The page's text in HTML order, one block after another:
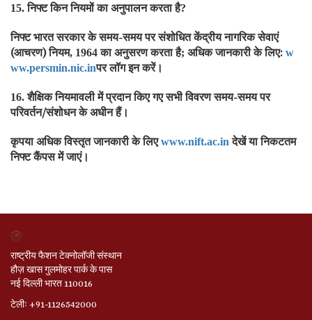
15.निफ्ट किन नियमों का अनुपालन करता है?
निफ्ट भारत सरकार के समय-समय पर संशोधित केंद्रीय नागरिक सेवाएं
(आचरण) नियम, 1964का अनुसरण करता है; अधिक जानकारी के लिए: w
ww.persmin.nic.inपर लॉग इन करें।
16.शैक्षिक नियमावली में प्रदान किए गए सभी विवरण समय-समय पर
परिवर्तन/संशोधन के अधीन हैं।
कृपया अधिक विस्तृत जानकारी के लिएwww.nift.ac.in देखें या निकटतम
निफ्ट कैंपस में जाएं।
राष्ट्रीय फैशन टेक्नोलॉजी संस्थान
हौज़ खास गुलमोहर पार्क के पास
नई दिल्ली भारत 110016
टेलीः +91-1126542000